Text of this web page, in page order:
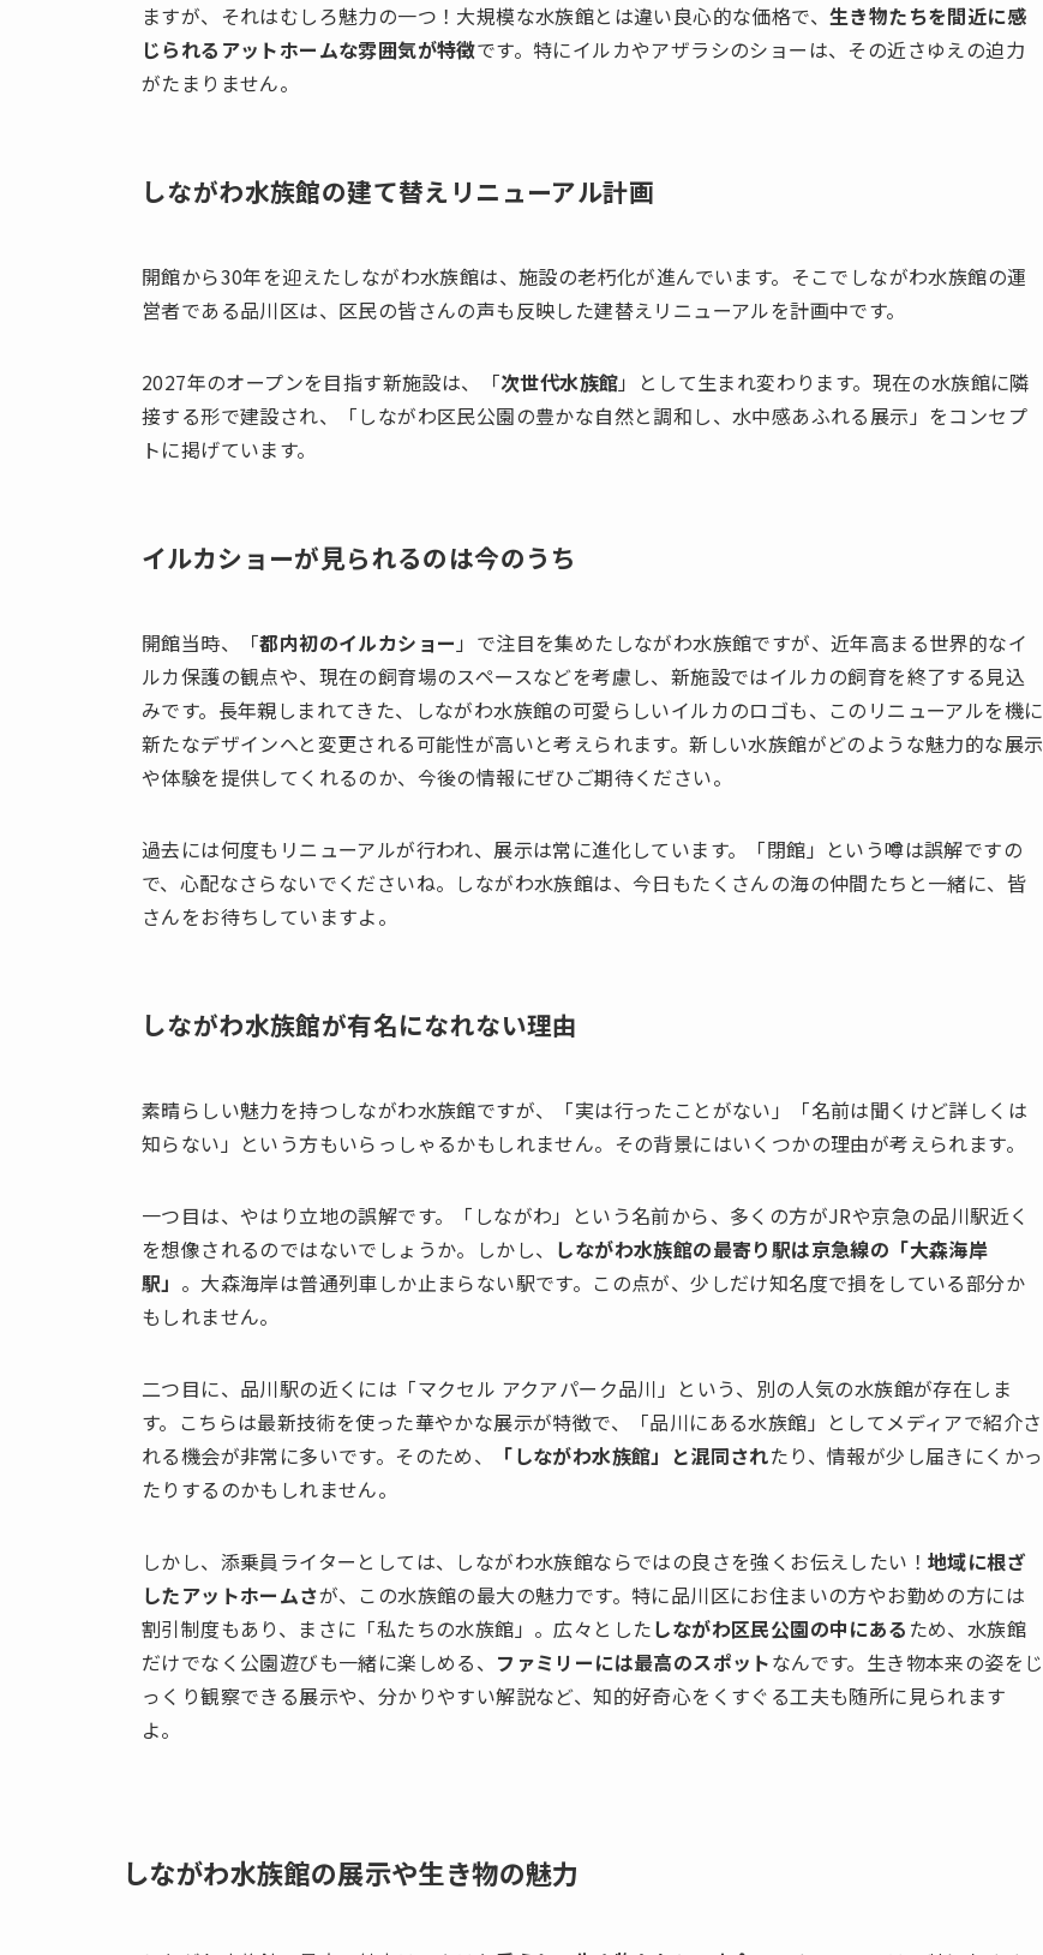
ますが、それはむしろ魅力の一つ！大規模な水族館とは違い良心的な価格で、 生き物たちを間近に感
じられるアットホームな雰囲気が特徴です。特にイルカやアザラシのショーは、その近さゆえの迫力
がたまりません。
しながわ水族館の建て替えリニューアル計画
開館から30年を迎えたしながわ水族館は、施設の老朽化が進んでいます。そこでしながわ水族館の運
営者である品川区は、区民の皆さんの声も反映した建替えリニューアルを計画中です。
2027年のオープンを目指す新施設は、「次世代水族館」として生まれ変わります。現在の水族館に隣
接する形で建設され、「しながわ区民公園の豊かな自然と調和し、水中感あふれる展示」をコンセプ
トに掲げています。
イルカショーが見られるのは今のうち
開館当時、「都内初のイルカショー 」で注目を集めたしながわ水族館ですが、近年高まる世界的なイ
ルカ保護の観点や、現在の飼育場のスペースなどを考慮し、新施設ではイルカの飼育を終了する見込
みです。長年親しまれてきた、しながわ水族館の可愛らしいイルカのロゴも、このリニューアルを機に
新たなデザインへと変更される可能性が高いと考えられます。新しい水族館がどのような魅力的な展示
や体験を提供してくれるのか、今後の情報にぜひご期待ください。
過去には何度もリニューアルが行われ、展示は常に進化しています。「閉館」という噂は誤解ですの
で、心配なさらないでくださいね。しながわ水族館は、今日もたくさんの海の仲間たちと一緒に、皆
さんをお待ちしていますよ。
しながわ水族館が有名になれない理由
素晴らしい魅力を持つしながわ水族館ですが、「実は行ったことがない」「名前は聞くけど詳しくは
知らない」という方もいらっしゃるかもしれません。その背景にはいくつかの理由が考えられます。
一つ目は、やはり立地の誤解です。「しながわ」という名前から、多くの方がJRや京急の品川駅近く
を想像されるのではないでしょうか。しかし、 しながわ水族館の最寄り駅は京急線の「大森海岸
駅」 。大森海岸は普通列車しか止まらない駅です。この点が、少しだけ知名度で損をしている部分か
もしれません。
二つ目に、品川駅の近くには「マクセル アクアパーク品川」という、別の人気の水族館が存在しま
す。こちらは最新技術を使った華やかな展示が特徴で、「品川にある水族館」としてメディアで紹介さ
れる機会が非常に多いです。そのため、
「しながわ水族館」と混同されたり、情報が少し届きにくかっ
たりするのかもしれません。
しかし、添乗員ライターとしては、しながわ水族館ならではの良さを強くお伝えしたい！ 地域に根ざ
したアットホームさが、この水族館の最大の魅力です。特に品川区にお住まいの方やお勤めの方には
割引制度もあり、まさに「私たちの水族館」。広々としたしながわ区民公園の中にある ため、水族館
だけでなく公園遊びも一緒に楽しめる、 ファミリーには最高のスポットなんです。生き物本来の姿をじ
っくり観察できる展示や、分かりやすい解説など、知的好奇心をくすぐる工夫も随所に見られます
よ。
しながわ水族館の展示や生き物の魅力